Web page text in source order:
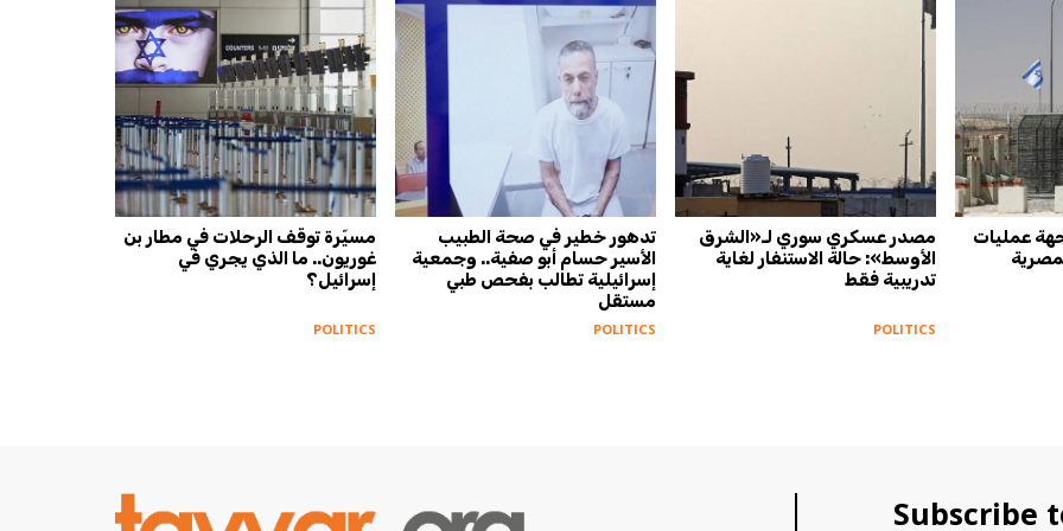
مسيّرة توقف الرحلات في مطار بن
غوريون.. ما الذي يجري في
إسرائيل؟
POLITICS
تدهور خطير في صحة الطبيب
الأسير حسام أبو صفية.. وجمعية
إسرائيلية تطالب بفحص طبي
مستقل
POLITICS
مصدر عسكري سوري لـ«الشرق
الأوسط»: حالة الاستنفار لغاية
تدريبية فقط
POLITICS
عمليات
Subscribe